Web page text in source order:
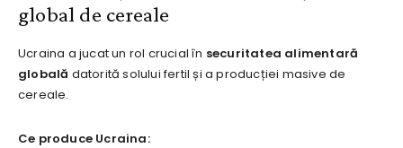
global de cereale
Ucraina a jucat un rol crucial în securitatea alimentară
globală datorită solului fertil și a producției masive de
cereale.
Ce produce Ucraina: